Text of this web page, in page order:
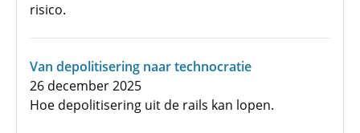
risico.
Van depolitisering naar technocratie
26 december 2025
Hoe depolitisering uit de rails kan lopen.